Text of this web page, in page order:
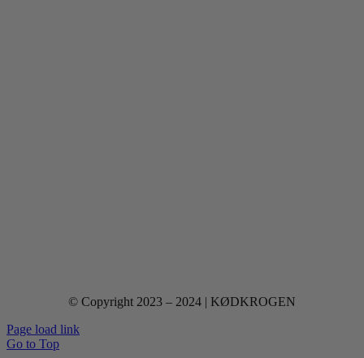
© Copyright 2023 – 2024 | KØDKROGEN
Page load link
Go to Top